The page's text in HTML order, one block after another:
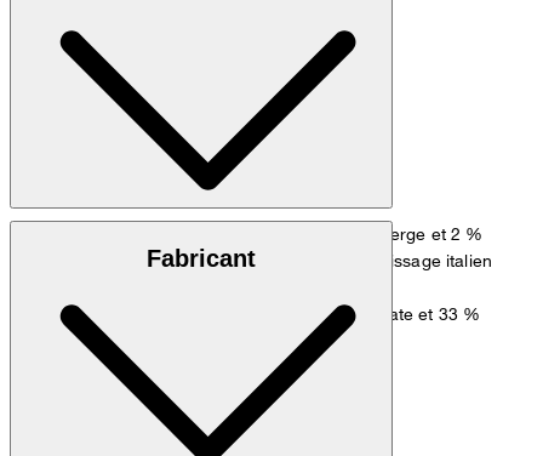
Tableau des mesures
: qualité stretch 98 % laine vierge et 2 %
élasthanne, tissu confectionné dans l’atelier de tissage italien
Doublure principale
: mélange fluide, 67 % acétate et 33 %
polyester
Fabricant